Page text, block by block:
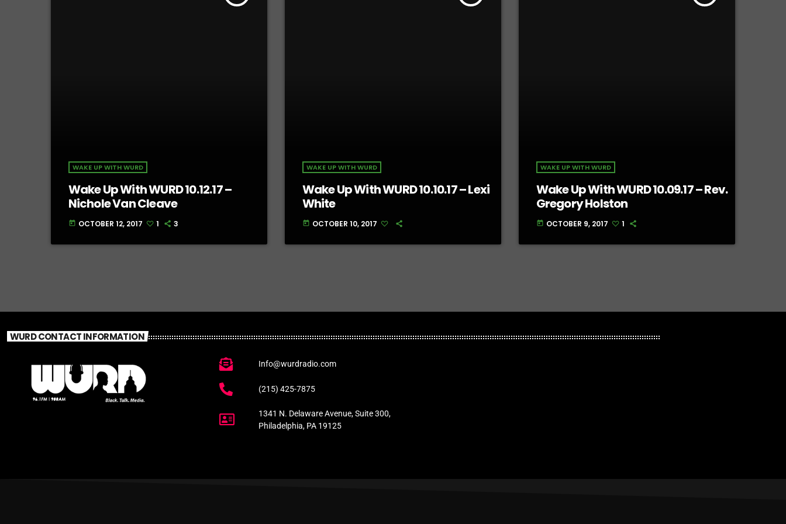
WAKE UP WITH WURD
Wake Up With WURD 10.12.17 –
Nichole Van Cleave
today OCTOBER 12, 2017 1 3
WAKE UP WITH WURD
Wake Up With WURD 10.10.17 – Lexi
White
today OCTOBER 10, 2017
WAKE UP WITH WURD
Wake Up With WURD 10.09.17 – Rev.
Gregory Holston
today OCTOBER 9, 2017 1
WURD CONTACT INFORMATION
Info@wurdradio.com
(215) 425-7875
1341 N. Delaware Avenue, Suite 300,
Philadelphia, PA 19125